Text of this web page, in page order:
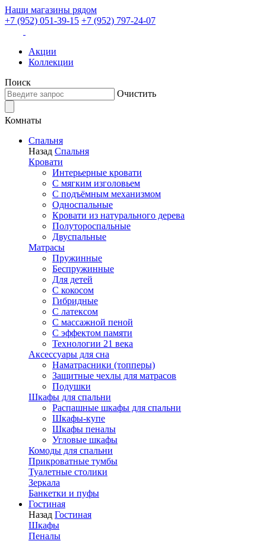
Наши магазины рядом
+7 (952) 051-39-15 +7 (952) 797-24-07
Акции
Коллекции
Поиск
Очистить
Комнаты
Спальня
Назад Спальня
Кровати
Интерьерные кровати
С мягким изголовьем
С подъёмным механизмом
Односпальные
Кровати из натурального дерева
Полутороспальные
Двуспальные
Матрасы
Пружинные
Беспружинные
Для детей
C кокосом
Гибридные
С латексом
С массажной пеной
С эффектом памяти
Технологии 21 века
Аксессуары для сна
Наматрасники (топперы)
Защитные чехлы для матрасов
Подушки
Шкафы для спальни
Распашные шкафы для спальни
Шкафы-купе
Шкафы пеналы
Угловые шкафы
Комоды для спальни
Прикроватные тумбы
Туалетные столики
Зеркала
Банкетки и пуфы
Гостиная
Назад Гостиная
Шкафы
Пеналы